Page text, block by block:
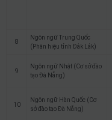
8
Ngôn ngữ Trung Quốc
(Phân hiệu tỉnh Đắk Lắk)
9
Ngôn ngữ Nhật (Cơ sở đào
tạo Đà Nẵng)
10
Ngôn ngữ Hàn Quốc (Cơ
sở đào tạo Đà Nẵng)